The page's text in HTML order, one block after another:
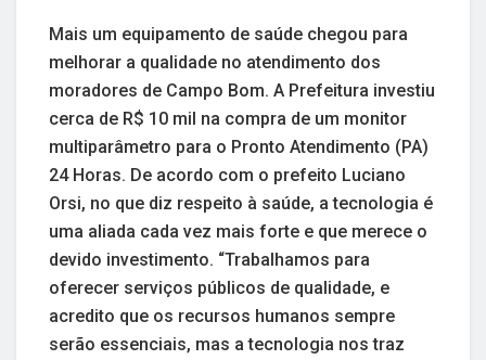
Mais um equipamento de saúde chegou para
melhorar a qualidade no atendimento dos
moradores de Campo Bom. A Prefeitura investiu
cerca de R$ 10 mil na compra de um monitor
multiparâmetro para o Pronto Atendimento (PA)
24 Horas. De acordo com o prefeito Luciano
Orsi, no que diz respeito à saúde, a tecnologia é
uma aliada cada vez mais forte e que merece o
devido investimento. “Trabalhamos para
oferecer serviços públicos de qualidade, e
acredito que os recursos humanos sempre
serão essenciais, mas a tecnologia nos traz